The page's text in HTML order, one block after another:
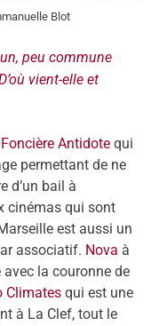
Blot
peu commune
vient-elle et
Antidote qui
permettant de ne
d’un bail à
cinémas qui sont
est aussi un
associatif. Nova à
la couronne de
Climates qui est une
à La Clef, tout le